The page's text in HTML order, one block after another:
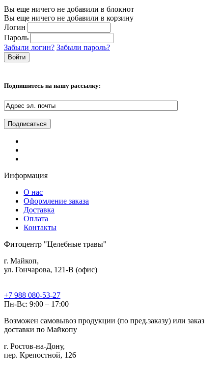
Вы еще ничего не добавили в блокнот
Вы еще ничего не добавили в корзину
Логин
Пароль
Забыли логин? Забыли пароль?
Подпишитесь на нашу рассылку:
Информация
О нас
Оформление заказа
Доставка
Оплата
Контакты
Фитоцентр "Целебные травы"
г. Майкоп,
ул. Гончарова, 121-В (офис)
+7 988 080-53-27
Пн-Вс: 9:00 – 17:00
Возможен самовывоз продукции (по пред.заказу) или заказ
доставки по Майкопу
г. Ростов-на-Дону,
пер. Крепостной, 126